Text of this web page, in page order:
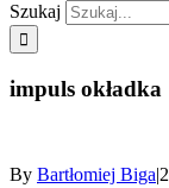
Szukaj
impuls okładka
By Bartłomiej Biga|